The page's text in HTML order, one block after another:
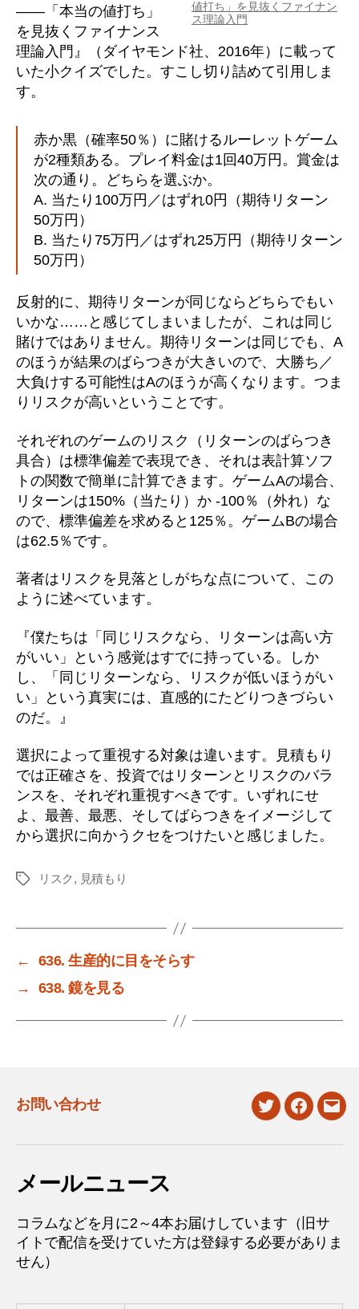
値打ち」を見抜くファイナン
ス理論入門
――「本当の値打ち」
を見抜くファイナンス
理論入門』（ダイヤモンド社、2016年）に載って
いた小クイズでした。すこし切り詰めて引用しま
す。
赤か黒（確率50％）に賭けるルーレットゲーム
が2種類ある。プレイ料金は1回40万円。賞金は
次の通り。どちらを選ぶか。
A. 当たり100万円／はずれ0円（期待リターン
50万円）
B. 当たり75万円／はずれ25万円（期待リターン
50万円）
反射的に、期待リターンが同じならどちらでもい
いかな……と感じてしまいましたが、これは同じ
賭けではありません。期待リターンは同じでも、A
のほうが結果のばらつきが大きいので、大勝ち／
大負けする可能性はAのほうが高くなります。つま
りリスクが高いということです。
それぞれのゲームのリスク（リターンのばらつき
具合）は標準偏差で表現でき、それは表計算ソフ
トの関数で簡単に計算できます。ゲームAの場合、
リターンは150%（当たり）か -100％（外れ）な
ので、標準偏差を求めると125％。ゲームBの場合
は62.5％です。
著者はリスクを見落としがちな点について、この
ように述べています。
『僕たちは「同じリスクなら、リターンは高い方
がいい」という感覚はすでに持っている。しか
し、「同じリターンなら、リスクが低いほうがい
い」という真実には、直感的にたどりつきづらい
のだ。』
選択によって重視する対象は違います。見積もり
では正確さを、投資ではリターンとリスクのバラ
ンスを、それぞれ重視すべきです。いずれにせ
よ、最善、最悪、そしてばらつきをイメージして
から選択に向かうクセをつけたいと感じました。
タ
リスク , 見積もり
←
636. 生産的に目をそらす
→
638. 鏡を見る
お問い合わせ
twitterfacebook
メールニュース
コラムなどを月に2～4本お届けしています（旧サ
イトで配信を受けていた方は登録する必要がありま
せん）